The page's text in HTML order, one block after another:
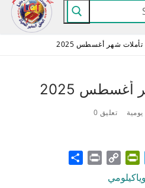
تعليق 0
Telegram
PrintFriendly
Copy
Print